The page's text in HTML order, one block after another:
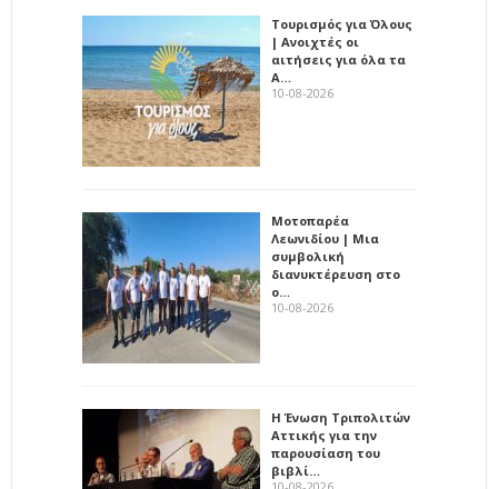
Τουρισμός για Όλους
| Ανοιχτές οι
αιτήσεις για όλα τα
Α…
10-08-2026
Μοτοπαρέα
Λεωνιδίου | Μια
συμβολική
διανυκτέρευση στο
ο…
10-08-2026
Η Ένωση Τριπολιτών
Αττικής για την
παρουσίαση του
βιβλί…